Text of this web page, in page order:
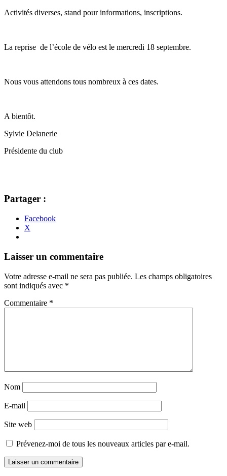
Activités diverses, stand pour informations, inscriptions.
La reprise de l’école de vélo est le mercredi 18 septembre.
Nous vous attendons tous nombreux à ces dates.
A bientôt.
Sylvie Delanerie
Présidente du club
Partager :
Facebook
X
Navigation
articles
←
→
Laisser un commentaire
Votre adresse e-mail ne sera pas publiée. Les champs obligatoires
sont indiqués avec *
Commentaire *
Nom
E-mail
Site web
Prévenez-moi de tous les nouveaux articles par e-mail.